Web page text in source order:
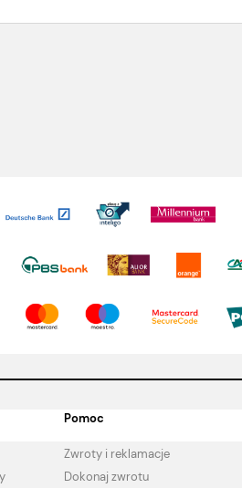
Pomoc
Zwroty i reklamacje
Dokonaj zwrotu